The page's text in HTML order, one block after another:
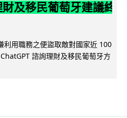
及移民葡萄牙建議終
利用職務之便盜取敵對國家近 100
諮詢理財及移民葡萄牙方